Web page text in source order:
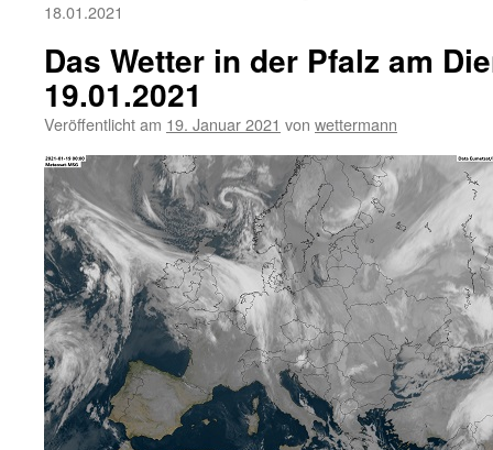
18.01.2021
Das Wetter in der Pfalz am
19.01.2021
Veröffentlicht am 19. Januar 2021 von wettermann